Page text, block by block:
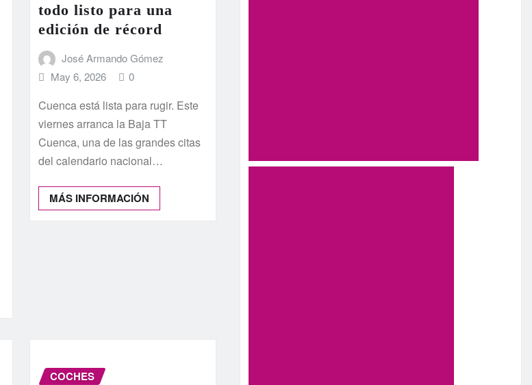
todo listo para una
edición de récord
José Armando Gómez
May 6, 2026
0
Cuenca está lista para rugir. Este
viernes arranca la Baja TT
Cuenca, una de las grandes citas
del calendario nacional…
MÁS INFORMACIÓN
COCHES